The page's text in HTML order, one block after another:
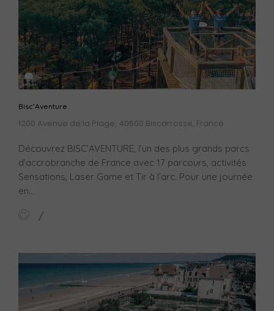
Bisc’Aventure
1200 Avenue de la Plage, 40600 Biscarrosse, France
Découvrez BISC’AVENTURE, l’un des plus grands parcs
d’accrobranche de France avec 17 parcours, activités
Sensations, Laser Game et Tir à l’arc. Pour une journée
en...